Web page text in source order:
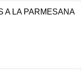
A LA PARMESANA